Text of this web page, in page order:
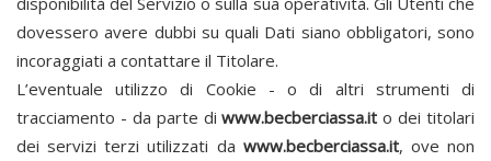
dovessero avere dubbi su quali Dati siano obbligatori, sono
incoraggiati a contattare il Titolare.
L’eventuale utilizzo di Cookie - o di altri strumenti di
tracciamento - da parte diwww.becberciassa.it o dei titolari
dei servizi terzi utilizzati da www.becberciassa.it, ove non